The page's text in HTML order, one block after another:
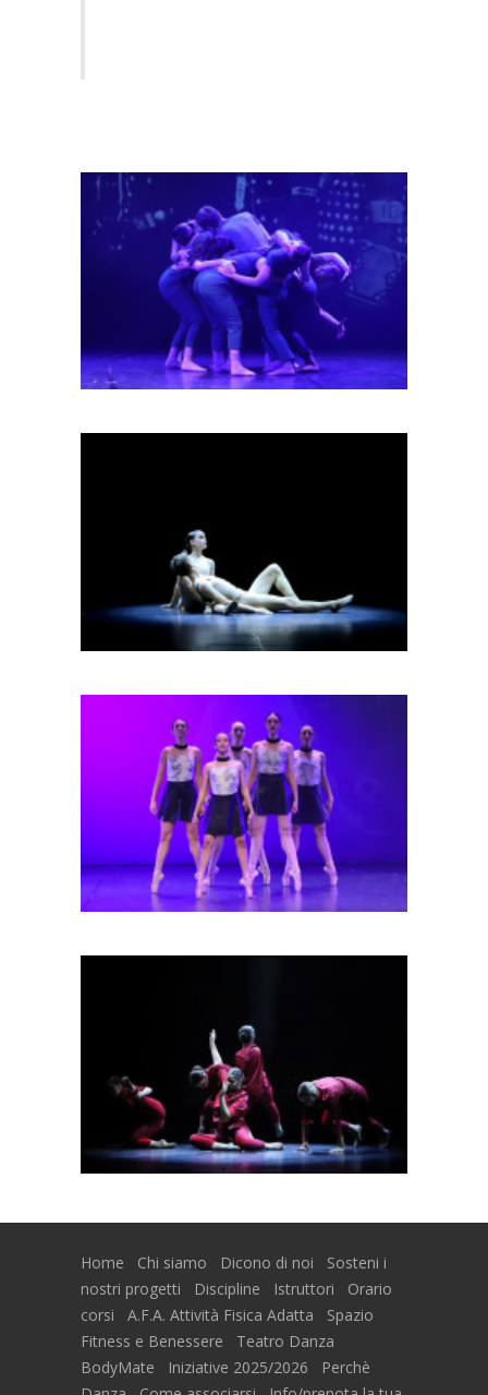
Home Chi siamo Dicono di noi
Sosteni i
nostri progetti
Discipline Istruttori
Orario
corsi
A.F.A. Attività Fisica Adatta
Spazio
Fitness e Benessere
Teatro Danza
BodyMate
Iniziative 2025/2026
Perchè